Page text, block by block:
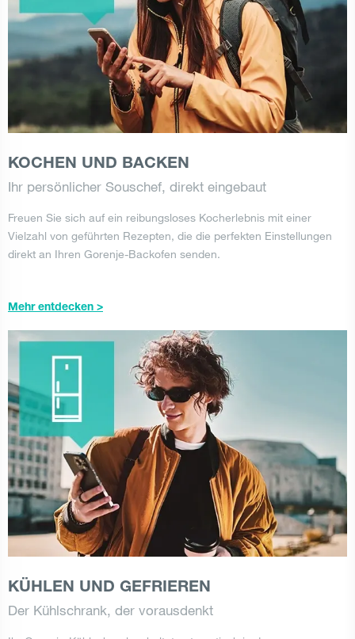
KOCHEN UND BACKEN
Ihr persönlicher Souschef, direkt eingebaut
Freuen Sie sich auf ein reibungsloses Kocherlebnis mit einer
Vielzahl von geführten Rezepten, die die perfekten Einstellungen
direkt an Ihren Gorenje-Backofen senden.
Mehr entdecken >
KÜHLEN UND GEFRIEREN
Der Kühlschrank, der vorausdenkt